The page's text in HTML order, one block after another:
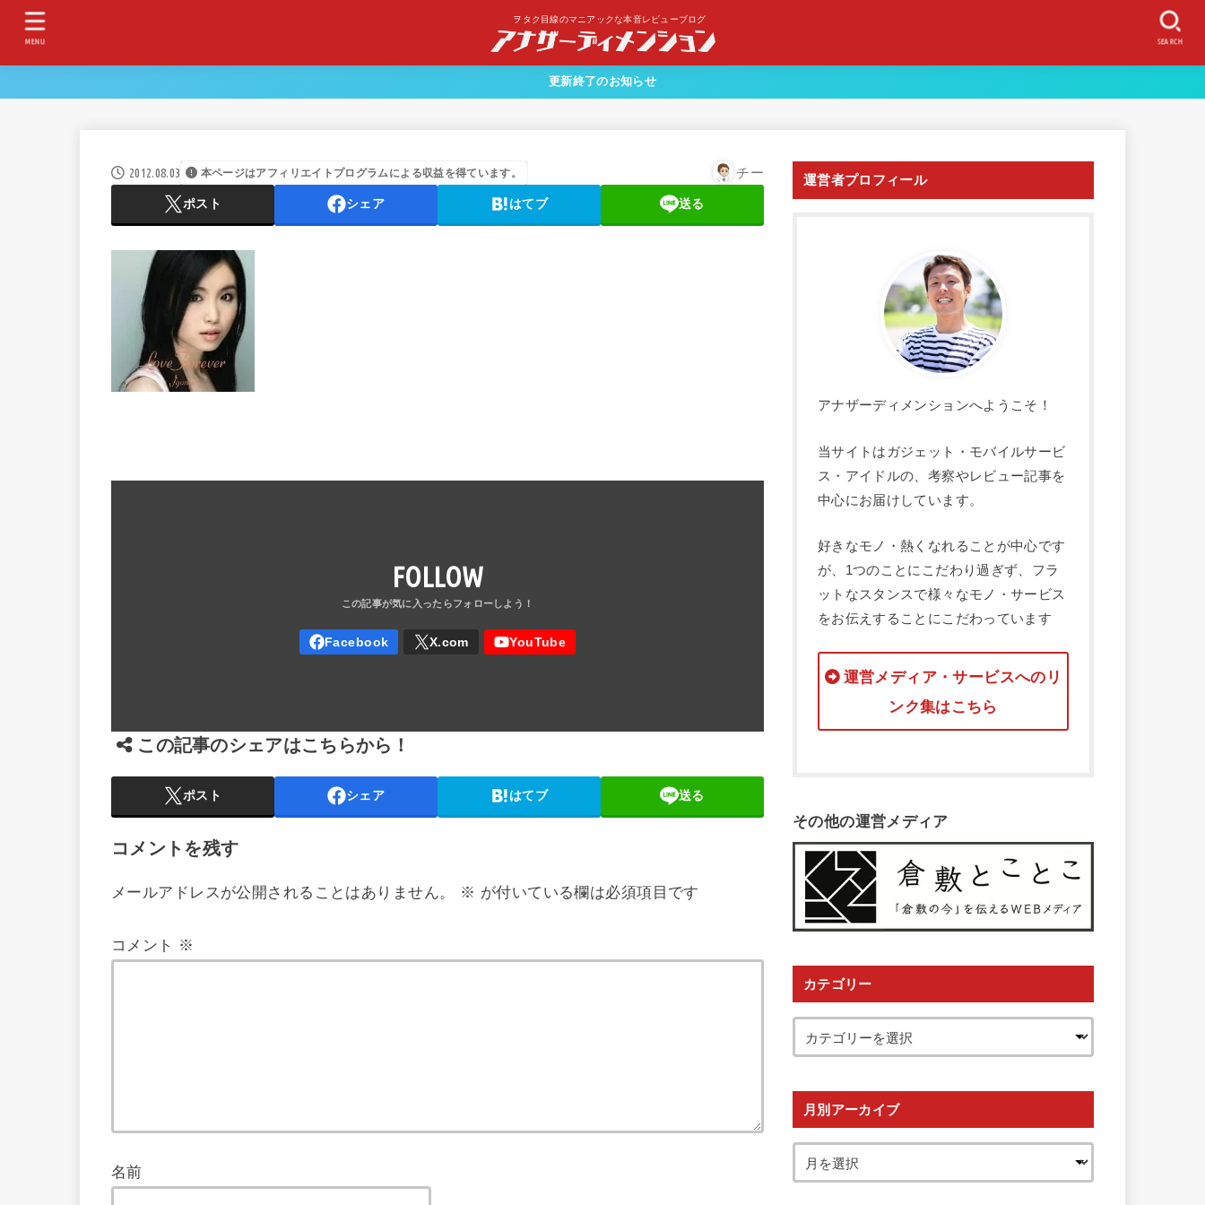
ヲタク目線のマニアックな本音レビューブログ
SEARCH
MENU
更新終了のお知らせ
2012.08.03 本ページはアフィリエイトプログラムによる収益を得ています。 チー
ポスト シェア はてブ 送る
FOLLOW
この記事のシェアはこちらから！
ポスト シェア はてブ 送る
コメントを残す
メールアドレスが公開されることはありません。 ※ が付いている欄は必須項目です
コメント ※
名前
運営者プロフィール
アナザーディメンションへようこそ！
当サイトはガジェット・モバイルサービ
ス・アイドルの、考察やレビュー記事を
中心にお届けしています。
好きなモノ・熱くなれることが中心です
が、1つのことにこだわり過ぎず、フラ
ットなスタンスで様々なモノ・サービス
をお伝えすることにこだわっています
運営メディア・サービスへのリ
ンク集はこちら
その他の運営メディア
カテゴリー
月別アーカイブ